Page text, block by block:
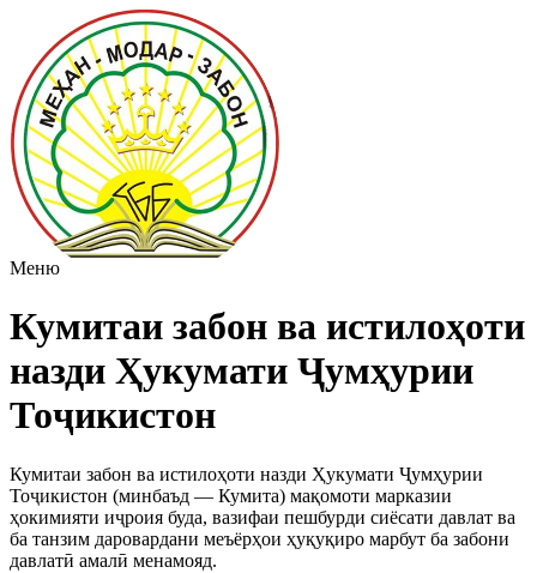
Меню
Кумитаи забон ва истилоҳоти
назди Ҳукумати Ҷумҳурии
Тоҷикистон
Кумитаи забон ва истилоҳоти назди Ҳукумати Ҷумҳурии
Тоҷикистон (минбаъд — Кумита) мақомоти марказии
ҳокимияти иҷроия буда, вазифаи пешбурди сиёсати давлат ва
ба танзим даровардани меъёрҳои ҳуқуқиро марбут ба забони
давлатӣ амалӣ менамояд.